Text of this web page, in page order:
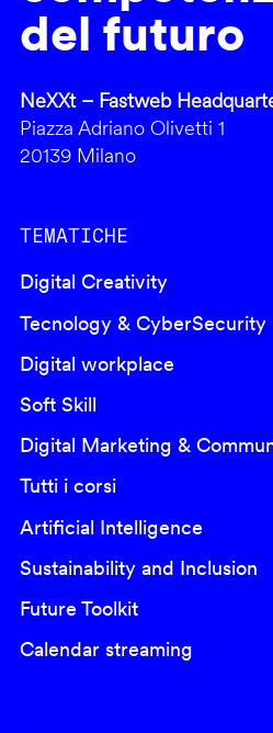
del futuro
NeXXt – Fastweb
Piazza Adriano Olivetti 1
20139 Milano
TEMATICHE
Digital Creativity
Tecnology & CyberSecurity
Digital workplace
Soft Skill
Digital Marketing &
Tutti i corsi
Artificial Intelligence
Sustainability and Inclusion
Future Toolkit
Calendar streaming